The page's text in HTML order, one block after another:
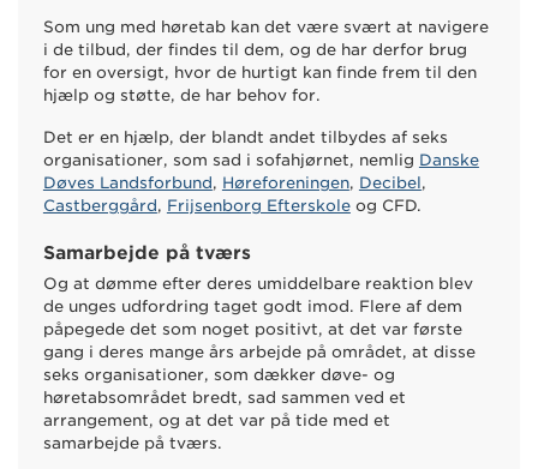
Som ung med høretab kan det være svært at navigere
i de tilbud, der findes til dem, og de har derfor brug
for en oversigt, hvor de hurtigt kan finde frem til den
hjælp og støtte, de har behov for.
Det er en hjælp, der blandt andet tilbydes af seks
organisationer, som sad i sofahjørnet, nemlig Danske
Døves Landsforbund, Høreforeningen, Decibel,
Castberggård, Frijsenborg Efterskoleog CFD.
Samarbejde på tværs
Og at dømme efter deres umiddelbare reaktion blev
de unges udfordring taget godt imod. Flere af dem
påpegede det som noget positivt, at det var første
gang i deres mange års arbejde på området, at disse
seks organisationer, som dækker døve- og
høretabsområdet bredt, sad sammen ved et
arrangement, og at det var på tide med et
samarbejde på tværs.